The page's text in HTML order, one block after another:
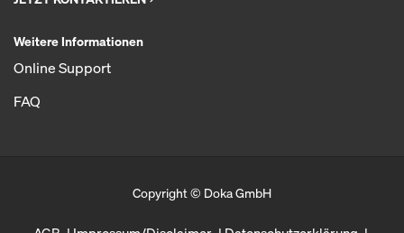
Weitere Informationen
Online Support
FAQ
Copyright © Doka GmbH